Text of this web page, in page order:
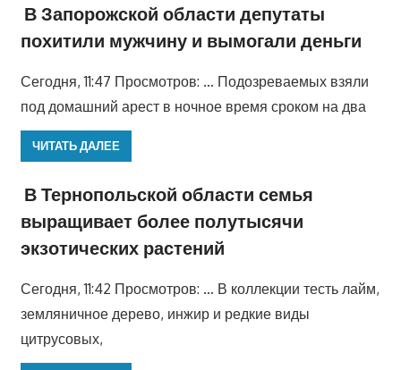
В Запорожской области депутаты
похитили мужчину и вымогали деньги
Сегодня, 11:47 Просмотров: … Подозреваемых взяли
под домашний арест в ночное время сроком на два
ЧИТАТЬ ДАЛЕЕ
В Тернопольской области семья
выращивает более полутысячи
экзотических растений
Сегодня, 11:42 Просмотров: … В коллекции тесть лайм,
земляничное дерево, инжир и редкие виды
цитрусовых,